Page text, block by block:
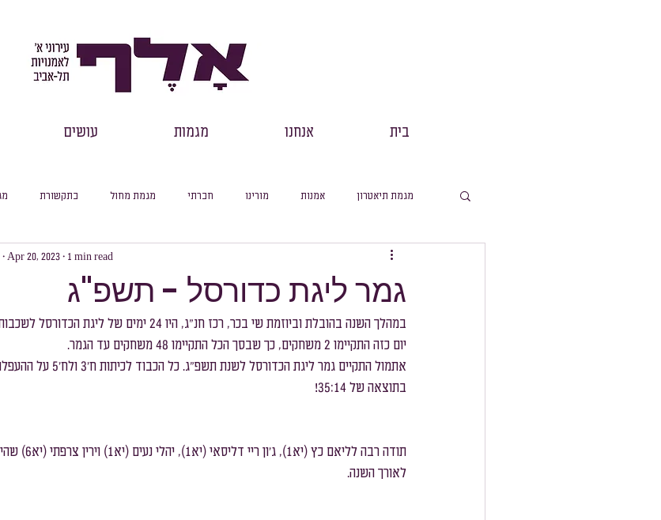
בית אנחנו מגמות עושים
בתקשורת מגמת מחול חברתי מורינו אמנות מגמת תיאטרון
עיוני למידה מקוונת מסלול תנך
מסלול מדעי החברה מסלול היסטוריה מסלול ספרות מסלול ערבית
גמר ליגת כדורסל - תשפ"ג
Apr 20, 2023 1 min read
במהלך השנה בהובלת וביוזמת שי בכר, רכז חנ"ג, היו
יום כזה התקיימו 2 משחקים, כך שבסך הכל התקיימו 48 משחקים עד הגמר.
בתוצאה של 35:14!
תודה רבה
לאורך השנה.